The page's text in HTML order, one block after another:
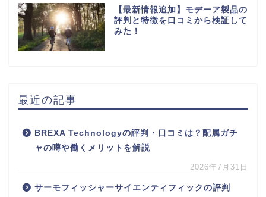
【最新情報追加】モデーア製品の
評判と特徴を口コミから検証して
みた！
最近の記事
BREXA Technologyの評判・口コミは？配属ガチ
ャの噂や働くメリットを解説
2026年7月31日
サーモフィッシャーサイエンティフィックの評判